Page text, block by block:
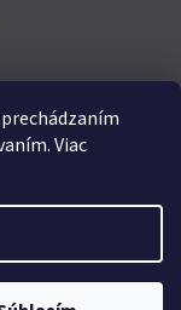
Viac
. Všetky práva